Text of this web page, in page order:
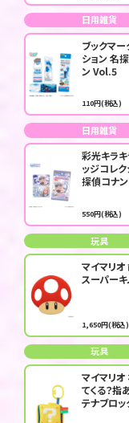
日用雑貨
ブックマ
ション 名
ン Vol.5
110円(税込)
日用雑貨
彩光キラ
ッジコレク
探偵コナ
550円(税込)
玩具
マイマリ
スーパーキ
1,650円(税込)
玩具
マイマリ
てくる？指
テナブロッ